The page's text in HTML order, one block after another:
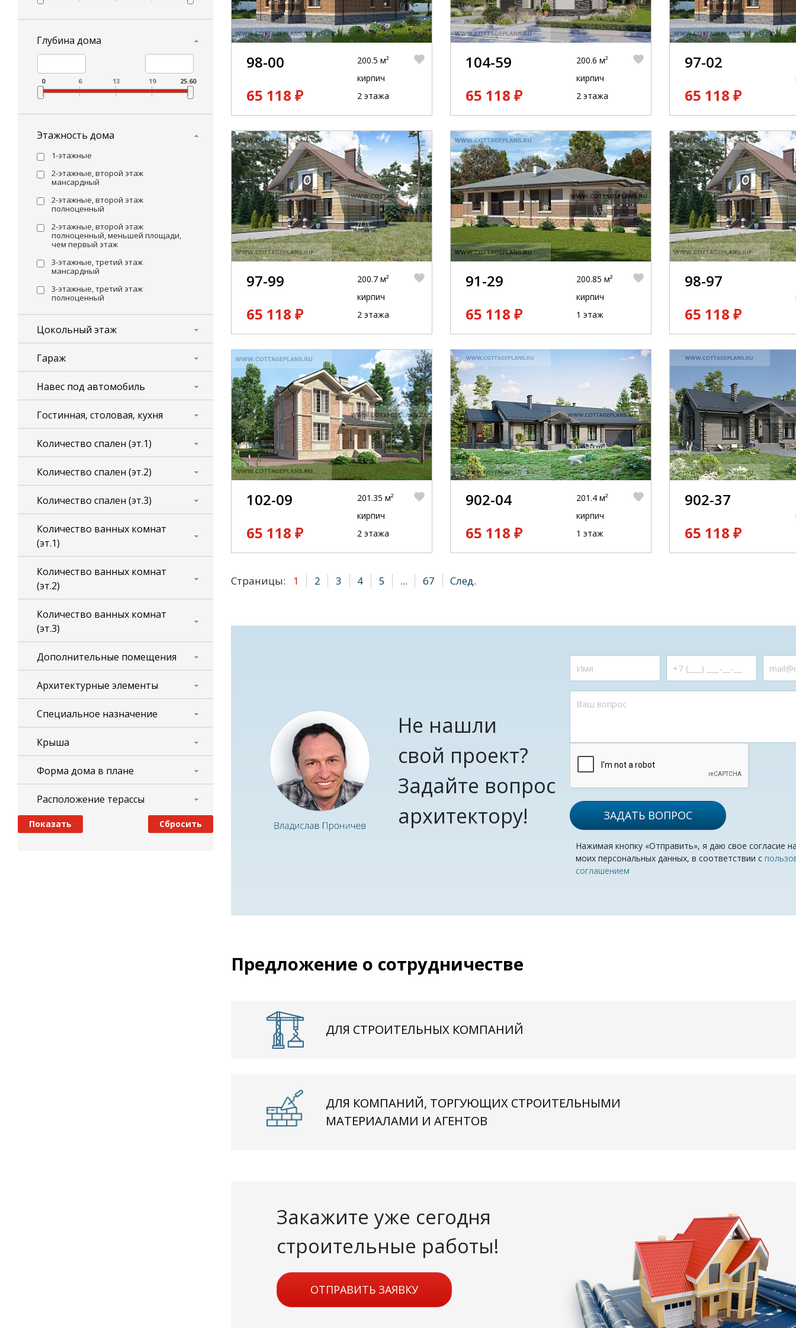
Глубина дома
0 6 13 19 25.60
Этажность дома
1-этажные
2-этажные, второй этаж
мансардный
2-этажные, второй этаж
полноценный
2-этажные, второй этаж
полноценный, меньшей площади,
чем первый этаж
3-этажные, третий этаж
мансардный
3-этажные, третий этаж
полноценный
Цокольный этаж
Гараж
Навес под автомобиль
Гостинная, столовая, кухня
Количество спален (эт.1)
Количество спален (эт.2)
Количество спален (эт.3)
Количество ванных комнат
(эт.1)
Количество ванных комнат
(эт.2)
Количество ванных комнат
(эт.3)
Дополнительные помещения
Архитектурные элементы
Специальное назначение
Крыша
Форма дома в плане
Расположение терассы
При необходимости, подбираем строительную подрядную организацию.
Проекты домов нашего каталога, которые мы можем предложить Вам
Выборка проектов домов и условия Акции на этой странице.
98-00
65 118 ₽
200.5 м²
кирпич
2 этажа
104-59
65 118 ₽
200.6 м²
кирпич
2 этажа
97-02
65 118 ₽
97-99
65 118 ₽
200.7 м²
кирпич
2 этажа
91-29
65 118 ₽
200.85 м²
кирпич
1 этаж
98-97
65 118 ₽
102-09
65 118 ₽
201.35 м²
кирпич
2 этажа
902-04
65 118 ₽
201.4 м²
кирпич
1 этаж
902-37
65 118 ₽
Страницы: 1 2 3 4 5 ... 67 След.
Не нашли
свой проект?
Задайте вопрос
архитектору!
ЗАДАТЬ ВОПРОС
Нажимая кнопку «Отправить», я даю свое согласие
моих персональных данных, в соответствии с
соглашением
Предложение о сотрудничестве
ДЛЯ СТРОИТЕЛЬНЫХ КОМПАНИЙ
ДЛЯ КОМПАНИЙ, ТОРГУЮЩИХ СТРОИТЕЛЬНЫМИ
МАТЕРИАЛАМИ И АГЕНТОВ
Закажите уже сегодня
строительные работы!
ОТПРАВИТЬ ЗАЯВКУ